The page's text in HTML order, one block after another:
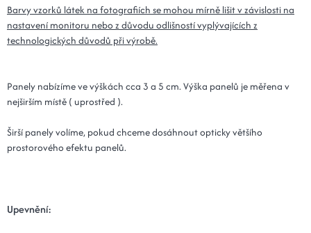
Barvy vzorků látek na fotografiích se mohou mírně lišit v závislosti na
nastavení monitoru nebo z důvodu odlišností vyplývajících z
technologických důvodů při výrobě.
Panely nabízíme ve výškách cca 3 a 5 cm. Výška panelů je měřena v
nejširším místě ( uprostřed ).
Širší panely volíme, pokud chceme dosáhnout opticky většího
prostorového efektu panelů.
Upevnění: